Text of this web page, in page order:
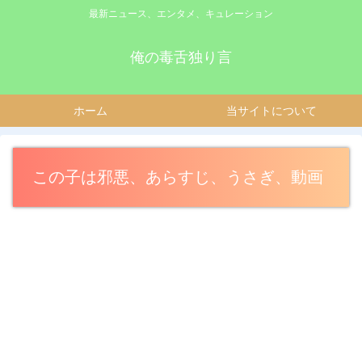
最新ニュース、エンタメ、キュレーション
俺の毒舌独り言
ホーム 当サイトについて
この子は邪悪、あらすじ、うさぎ、動画